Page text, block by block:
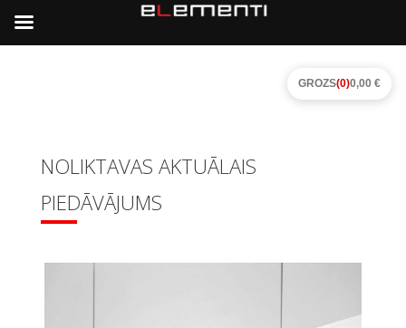
NOLIKTAVAS AKTUĀLAIS
PIEDĀVĀJUMS
GROZS(0)0,00 €